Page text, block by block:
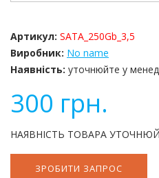
Артикул: SATA_250Gb_3,5
Виробник: No name
Наявність: уточнюйте у
300 грн.
НАЯВНІСТЬ ТОВАРА
ЗРОБИТИ ЗАПРОС